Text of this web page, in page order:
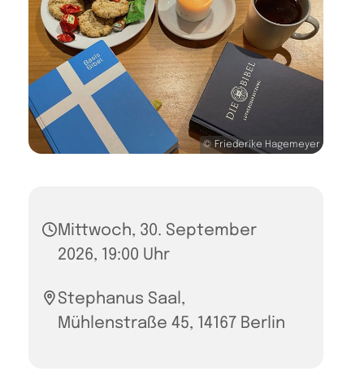
© Friederike Hagemeyer
Mittwoch, 30. September
2026, 19:00 Uhr
Stephanus Saal,
Mühlenstraße 45, 14167 Berlin